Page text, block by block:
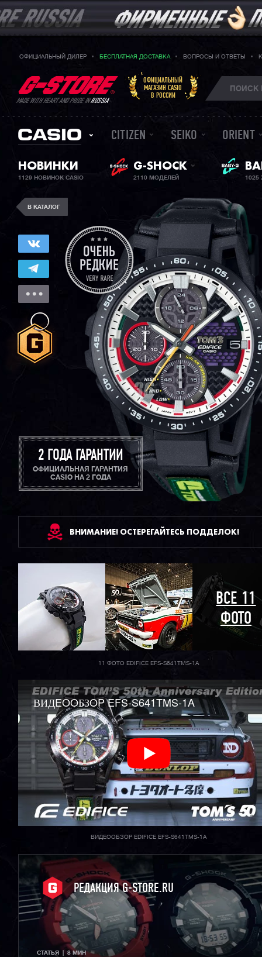
ОФИЦИАЛЬНЫЙ ДИЛЕР БЕСПЛАТНАЯ ДОСТАВКА ВОПРОСЫ И ОТВЕТЫ
MADE WITH HEART AND PRIDE INRUSSIA
ОФИЦИАЛЬНЫЙ
МАГАЗИН CASIO
В РОССИИ
CITIZEN SEIKO ORIENT
НОВИНКИ
1129 НОВИНОК CASIO
G-SHOCK
2110 МОДЕЛЕЙ
В КАТАЛОГ
2 ГОДА ГАРАНТИИ
ОФИЦИАЛЬНАЯ ГАРАНТИЯ
CASIO НА 2 ГОДА
ВНИМАНИЕ! ОСТЕРЕГАЙТЕСЬ ПОДДЕЛОК!
ВСЕ 11
ФОТО
11 ФОТО EDIFICE EFS-S641TMS-1A
ВИДEOOБЗOP EFS-S641TMS-1A
ВИДЕООБЗОР EDIFICE EFS-S641TMS-1A
РЕДАКЦИЯ G-STORE.RU
СТАТЬЯ  |  8 МИН